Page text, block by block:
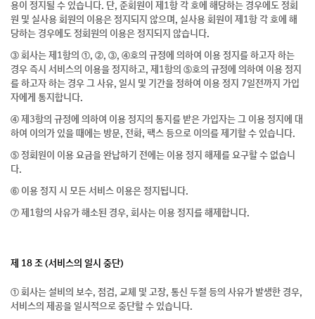
용이 정지될 수 있습니다. 단, 준회원이 제1항 각 호에 해당하는 경우에도 정회
원 및 실사용 회원의 이용은 정지되지 않으며, 실사용 회원이 제1항 각 호에 해
당하는 경우에도 정회원의 이용은 정지되지 않습니다.
③ 회사는 제1항의 ①, ②, ③, ④호의 규정에 의하여 이용 정지를 하고자 하는
경우 즉시 서비스의 이용을 정지하고, 제1항의 ⑤호의 규정에 의하여 이용 정지
를 하고자 하는 경우 그 사유, 일시 및 기간을 정하여 이용 정지 7일전까지 가입
자에게 통지합니다.
④ 제3항의 규정에 의하여 이용 정지의 통지를 받은 가입자는 그 이용 정지에 대
하여 이의가 있을 때에는 방문, 전화, 팩스 등으로 이의를 제기할 수 있습니다.
⑤ 정회원이 이용 요금을 완납하기 전에는 이용 정지 해제를 요구할 수 없습니
다.
⑥ 이용 정지 시 모든 서비스 이용은 정지됩니다.
⑦ 제1항의 사유가 해소된 경우, 회사는 이용 정지를 해제합니다.
제 18 조 (서비스의 일시 중단)
① 회사는 설비의 보수, 점검, 교체 및 고장, 통신 두절 등의 사유가 발생한 경우,
서비스의 제공을 일시적으로 중단할 수 있습니다.